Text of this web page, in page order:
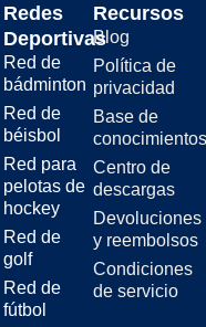
Redes
Deportivas
Red de
bádminton
Red de
béisbol
Red para
pelotas de
hockey
Red de
golf
Red de
fútbol
Recursos
Blog
Política de
privacidad
Base de
Centro de
descargas
Devoluciones
y reembolsos
Condiciones
de servicio